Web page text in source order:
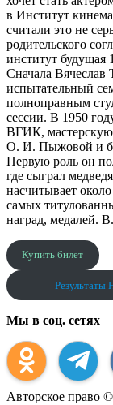
в Институт
считали это не
родительского
институт будущая
Сначала
испытательный
полноправным
сессии. В 1950
ВГИК,
О. И. Пыжовой и
Первую роль он
где сыграл
насчитывает
самых
наград, медалей.
Купить билет
Результаты
Мы в соц. сетях
Авторское право